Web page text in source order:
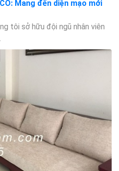
Mang đến diện mạo mới
tôi sở hữu đội ngũ nhân viên